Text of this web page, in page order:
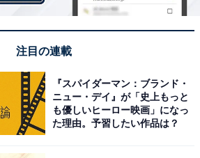
注目の連載
『スパイダーマン：ブランド・
ニュー・デイ』が「史上もっと
も優しいヒーロー映画」になっ
た理由。予習したい作品は？